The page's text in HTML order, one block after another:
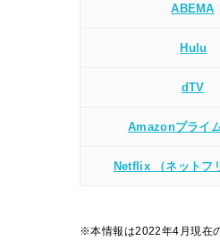
ABEMA
Hulu
dTV
Amazonプライ
Netflix （ネットフ
※本情報は2022年4月現在